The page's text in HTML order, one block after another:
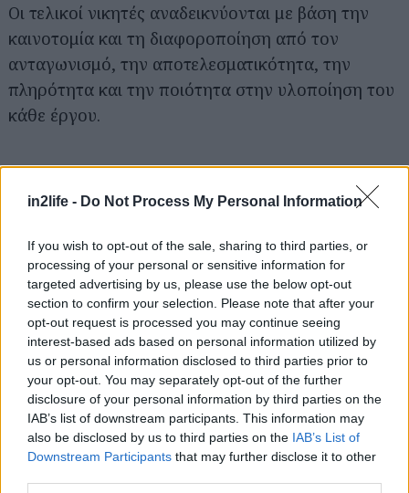
in2life - Do Not Process My Personal Information
If you wish to opt-out of the sale, sharing to third parties, or
processing of your personal or sensitive information for
targeted advertising by us, please use the below opt-out
section to confirm your selection. Please note that after your
opt-out request is processed you may continue seeing
interest-based ads based on personal information utilized by
us or personal information disclosed to third parties prior to
your opt-out. You may separately opt-out of the further
disclosure of your personal information by third parties on the
IAB’s list of downstream participants. This information may
also be disclosed by us to third parties on the IAB’s List of
Downstream Participants that may further disclose it to other
Οι τελικοί νικητές αναδεικνύονται με βάση την
καινοτομία και τη διαφοροποίηση από τον
ανταγωνισμό, την αποτελεσματικότητα, την
πληρότητα και την ποιότητα στην υλοποίηση του
κάθε έργου.
Αναζήτηση